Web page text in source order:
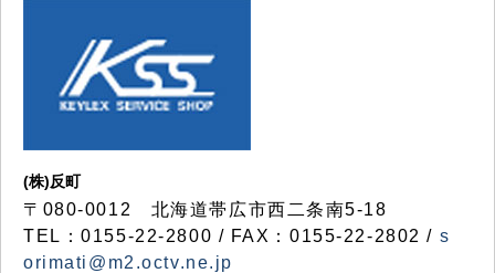
(株)反町
〒080-0012 北海道帯広市西二条南5-18
TEL：0155-22-2800 / FAX：0155-22-2802 / s
orimati@m2.octv.ne.jp